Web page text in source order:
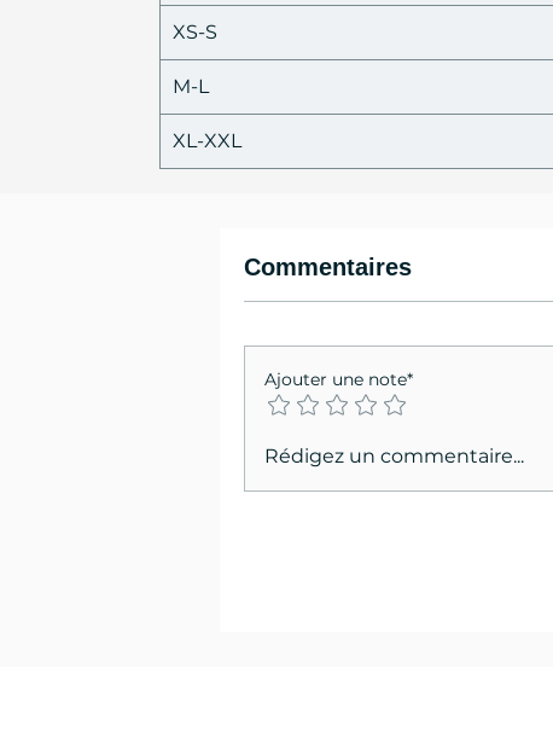
XS-S
M-L
XL-XXL
Commentaires
Ajouter une note*
Rédigez un commentaire...